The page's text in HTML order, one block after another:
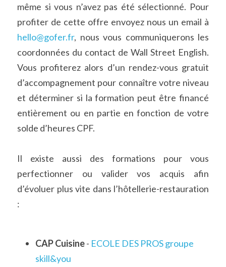
même si vous n’avez pas été sélectionné. Pour
hello@gofer.fr, nous vous communiquerons les
coordonnées du contact de Wall Street English.
Vous profiterez alors d’un rendez-vous gratuit
d’accompagnement pour connaître votre niveau
et déterminer si la formation peut être financé
entièrement ou en partie en fonction de votre
solde d’heures CPF.
Il existe aussi des formations pour vous
perfectionner ou valider vos acquis afin
d’évoluer plus vite dans l’hôtellerie-restauration
:
CAP Cuisine - ECOLE DES PROS groupe
skill&you